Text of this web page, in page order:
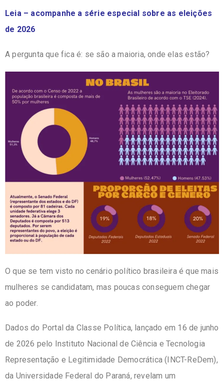
Leia – acompanhe a série especial sobre as eleições
de 2026
A pergunta que fica é: se são a maioria, onde elas estão?
O que se tem visto no cenário político brasileira é que mais
mulheres se candidatam, mas poucas conseguem chegar
ao poder.
Dados do Portal da Classe Política, lançado em 16 de junho
de 2026 pelo Instituto Nacional de Ciência e Tecnologia
Representação e Legitimidade Democrática (INCT-ReDem),
da Universidade Federal do Paraná, revelam um